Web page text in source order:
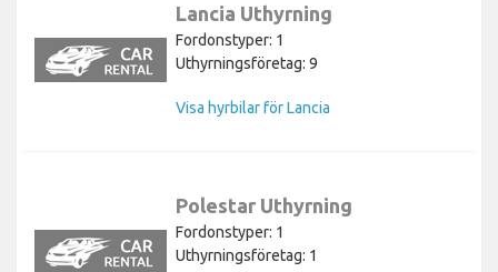
Lancia Uthyrning
Fordonstyper: 1
Uthyrningsföretag: 9
Visa hyrbilar för Lancia
Polestar Uthyrning
Fordonstyper: 1
Uthyrningsföretag: 1